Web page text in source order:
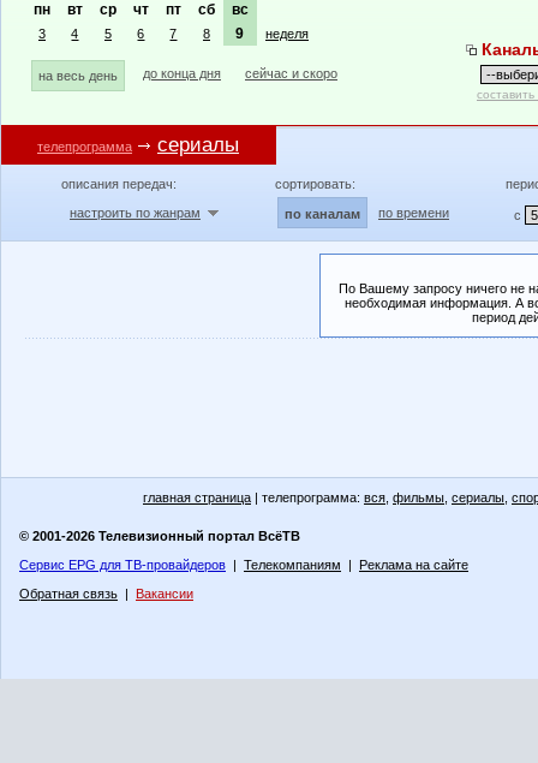
пн вт ср чт пт сб вс
3 4 5 6 7 8 9 неделя
на весь день до конца дня сейчас и скоро
телепрограмма сериалы
описания передач:
настроить по жанрам
сортировать:
по каналам по времени с
По Вашему запросу ничего не
необходимая информация. А
период
главная страница | телепрограмма: вся фильмы сериалы
© 2001-2026 Телевизионный портал ВсёТВ
Сервис EPG для ТВ-провайдеров | Телекомпаниям | Реклама на сайте
Обратная связь | Вакансии